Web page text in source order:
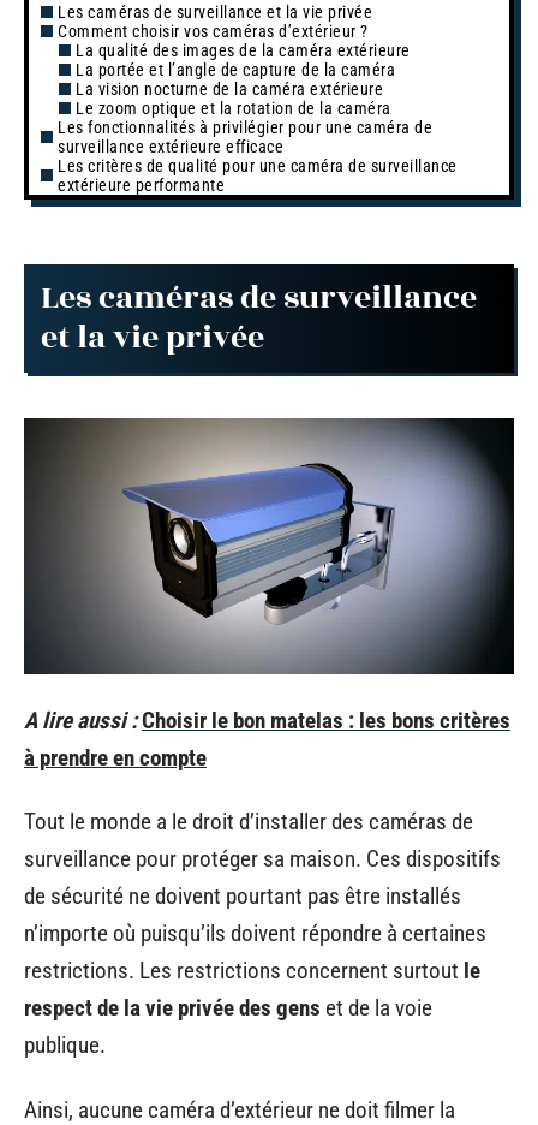
Les caméras de surveillance et la vie privée
Comment choisir vos caméras d’extérieur ?
La qualité des images de la caméra extérieure
La portée et l’angle de capture de la caméra
La vision nocturne de la caméra extérieure
Le zoom optique et la rotation de la caméra
Les fonctionnalités à privilégier pour une caméra de
surveillance extérieure efficace
Les critères de qualité pour une caméra de surveillance
extérieure performante
Les caméras de surveillance
et la vie privée
A lire aussi :Choisir le bon matelas : les bons critères
à prendre en compte
Tout le monde a le droit d’installer des caméras de
surveillance pour protéger sa maison. Ces dispositifs
de sécurité ne doivent pourtant pas être installés
n’importe où puisqu’ils doivent répondre à certaines
restrictions. Les restrictions concernent surtout le
respect de la vie privée des gens et de la voie
publique.
Ainsi, aucune caméra d’extérieur ne doit filmer la